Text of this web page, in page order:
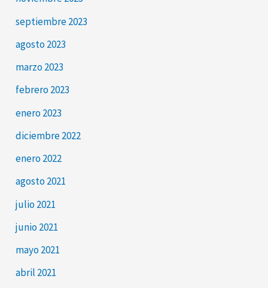
septiembre 2023
agosto 2023
marzo 2023
febrero 2023
enero 2023
diciembre 2022
enero 2022
agosto 2021
julio 2021
junio 2021
mayo 2021
abril 2021